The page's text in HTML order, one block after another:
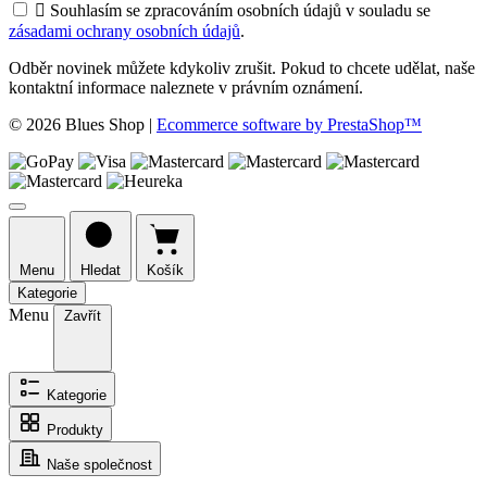
 Souhlasím se zpracováním osobních údajů v souladu se
zásadami ochrany osobních údajů.
Odběr novinek můžete kdykoliv zrušit. Pokud to chcete udělat, naše
kontaktní informace naleznete v právním oznámení.
© 2026 Blues Shop | Ecommerce software by PrestaShop™
Menu Hledat
Košík
Kategorie
Menu Zavřít
Kategorie
Produkty
Naše společnost